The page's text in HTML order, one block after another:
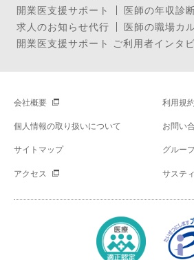
開業医支援サポート
医師の年収診
求人のお知らせ代行
医師の職場カ
開業医支援サポート ご利用者インタ
会社概要 利用規約
個人情報の取り扱いについて お問い
サイトマップ グルー
アクセス サステ